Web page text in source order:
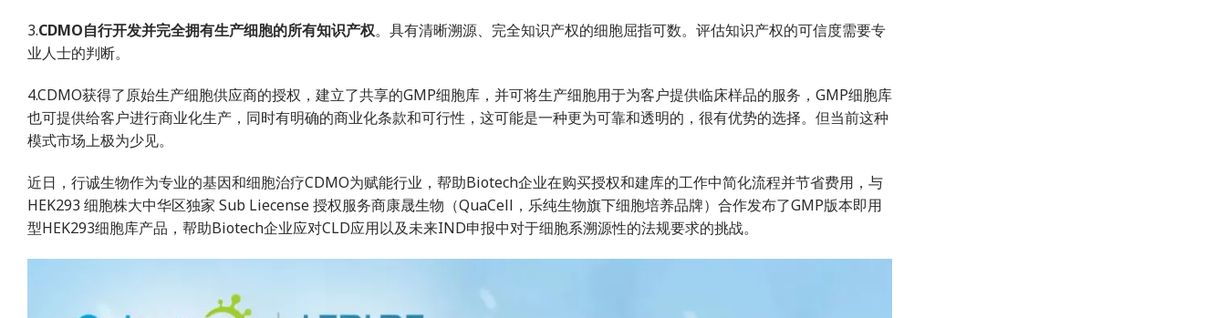
3.CDMO自行开发并完全拥有生产细胞的所有知识产权。具有清晰溯源、完全知识产权的细胞屈指可数。评估知识产权的可信度需要专
业人士的判断。
4.CDMO获得了原始生产细胞供应商的授权，建立了共享的GMP细胞库，并可将生产细胞用于为客户提供临床样品的服务，GMP细胞库
也可提供给客户进行商业化生产，同时有明确的商业化条款和可行性，这可能是一种更为可靠和透明的，很有优势的选择。但当前这种
模式市场上极为少见。
近日，行诚生物作为专业的基因和细胞治疗CDMO为赋能行业，帮助Biotech企业在购买授权和建库的工作中简化流程并节省费用，与
HEK293 细胞株大中华区独家 Sub Liecense 授权服务商康晟生物（QuaCell，乐纯生物旗下细胞培养品牌）合作发布了GMP版本即用
型HEK293细胞库产品，帮助Biotech企业应对CLD应用以及未来IND申报中对于细胞系溯源性的法规要求的挑战。